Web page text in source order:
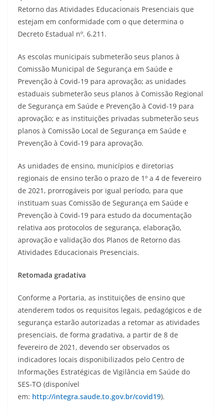
Retorno das Atividades Educacionais Presenciais que
estejam em conformidade com o que determina o
Decreto Estadual nº. 6.211.
As escolas municipais submeterão seus planos à
Comissão Municipal de Segurança em Saúde e
Prevenção à Covid-19 para aprovação; as unidades
estaduais submeterão seus planos à Comissão Regional
de Segurança em Saúde e Prevenção à Covid-19 para
aprovação; e as instituições privadas submeterão seus
planos à Comissão Local de Segurança em Saúde e
Prevenção à Covid-19 para aprovação.
As unidades de ensino, municípios e diretorias
regionais de ensino terão o prazo de 1º a 4 de fevereiro
de 2021, prorrogáveis por igual período, para que
instituam suas Comissão de Segurança em Saúde e
Prevenção à Covid-19 para estudo da documentação
relativa aos protocolos de segurança, elaboração,
aprovação e validação dos Planos de Retorno das
Atividades Educacionais Presenciais.
Retomada gradativa
Conforme a Portaria, as instituições de ensino que
atenderem todos os requisitos legais, pedagógicos e de
segurança estarão autorizadas a retomar as atividades
presenciais, de forma gradativa, a partir de 8 de
fevereiro de 2021, devendo ser observados os
indicadores locais disponibilizados pelo Centro de
Informações Estratégicas de Vigilância em Saúde do
SES-TO (disponível
em: http://integra.saude.to.gov.br/covid19).